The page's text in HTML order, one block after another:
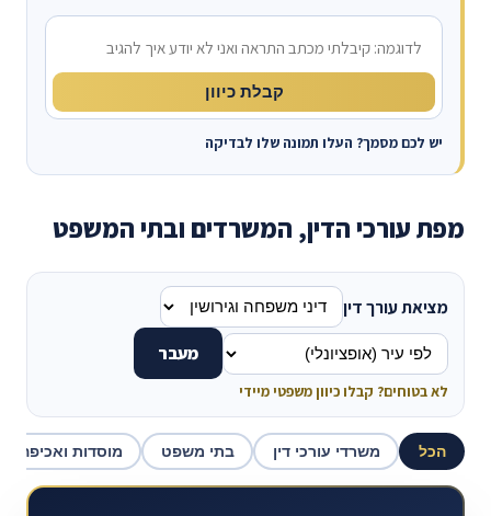
מה קרה?
קבלת כיוון
יש לכם מסמך? העלו תמונה שלו לבדיקה
מפת עורכי הדין, המשרדים ובתי המשפט
מציאת עורך דין
מעבר
לא בטוחים? קבלו כיוון משפטי מיידי
הכל משרדי עורכי דין בתי משפט מוסדות ואכיפה